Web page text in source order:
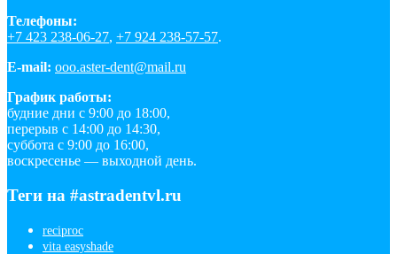
Телефоны:
+7 423 238-06-27, +7 924 238-57-57.
E-mail: ooo.aster-dent@mail.ru
График работы:
будние дни с 9:00 до 18:00,
перерыв с 14:00 до 14:30,
суббота с 9:00 до 16:00,
воскресенье — выходной день.
Теги на #astradentvl.ru
reciproc
vita easyshade